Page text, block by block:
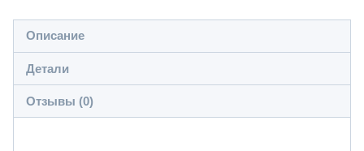
Țeavă
PPR
50x5.6
din
polipropilenă
Описание
Детали
Отзывы (0)